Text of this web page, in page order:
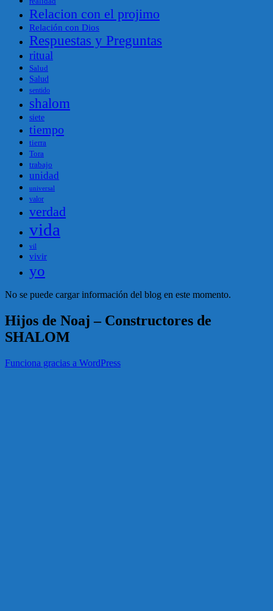
Relacion con el projimo
Relación con Dios
Respuestas y Preguntas
ritual
Salud
Salud
sentido
shalom
siete
tiempo
tierra
Tora
trabajo
unidad
universal
valor
verdad
vida
vil
vivir
yo
No se puede cargar información del blog en este momento.
Hijos de Noaj – Constructores de
SHALOM
Funciona gracias a WordPress